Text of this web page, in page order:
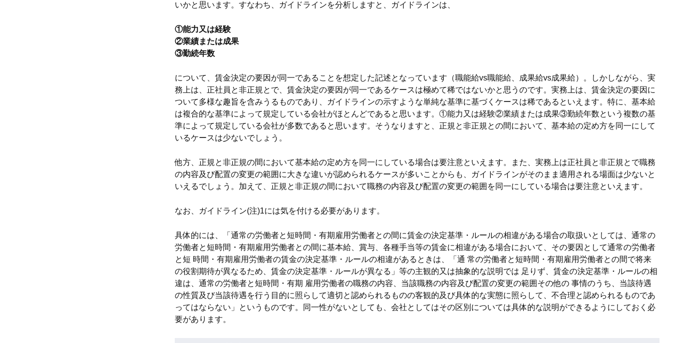
いかと思います。すなわち、ガイドラインを分析しますと、ガイドラインは、
①能力又は経験
②業績または成果
③勤続年数
について、賃金決定の要因が同一であることを想定した記述となっています（職能給vs職能給、成果給vs成果給）。しかしながら、実
務上は、正社員と非正規とで、賃金決定の要因が同一であるケースは極めて稀ではないかと思うのです。実務上は、賃金決定の要因に
ついて多様な趣旨を含みうるものであり、ガイドラインの示すような単純な基準に基づくケースは稀であるといえます。特に、基本給
は複合的な基準によって規定している会社がほとんどであると思います。①能力又は経験②業績または成果③勤続年数という複数の基
準によって規定している会社が多数であると思います。そうなりますと、正規と非正規との間において、基本給の定め方を同一にして
いるケースは少ないでしょう。
他方、正規と非正規の間において基本給の定め方を同一にしている場合は要注意といえます。また、実務上は正社員と非正規とで職務
の内容及び配置の変更の範囲に大きな違いが認められるケースが多いことからも、ガイドラインがそのまま適用される場面は少ないと
いえるでしょう。加えて、正規と非正規の間において職務の内容及び配置の変更の範囲を同一にしている場合は要注意といえます。
なお、ガイドライン(注)1には気を付ける必要があります。
具体的には、「通常の労働者と短時間・有期雇用労働者との間に賃金の決定基準・ルールの相違がある場合の取扱いとしては、通常の
労働者と短時間・有期雇用労働者との間に基本給、賞与、各種手当等の賃金に相違がある場合において、その要因として通常の労働者
と短 時間・有期雇用労働者の賃金の決定基準・ルールの相違があるときは、「通 常の労働者と短時間・有期雇用労働者との間で将来
の役割期待が異なるため、賃金の決定基準・ルールが異なる」等の主観的又は抽象的な説明では 足りず、賃金の決定基準・ルールの相
違は、通常の労働者と短時間・有期 雇用労働者の職務の内容、当該職務の内容及び配置の変更の範囲その他の 事情のうち、当該待遇
の性質及び当該待遇を行う目的に照らして適切と認められるものの客観的及び具体的な実態に照らして、不合理と認められるものであ
ってはならない」というものです。同一性がないとしても、会社としてはその区別については具体的な説明ができるようにしておく必
要があります。